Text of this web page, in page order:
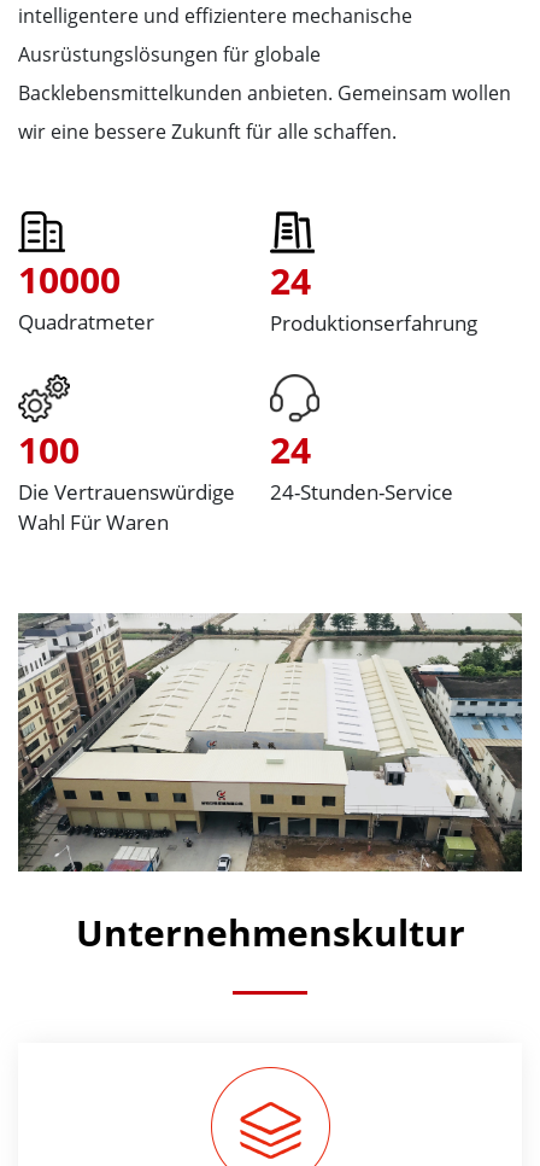
intelligentere und effizientere mechanische
Ausrüstungslösungen für globale
Backlebensmittelkunden anbieten. Gemeinsam wollen
wir eine bessere Zukunft für alle schaffen.
10000
Quadratmeter
24
Produktionserfahrung
100
Die Vertrauenswürdige
Wahl Für Waren
24
24-Stunden-Service
Unternehmenskultur